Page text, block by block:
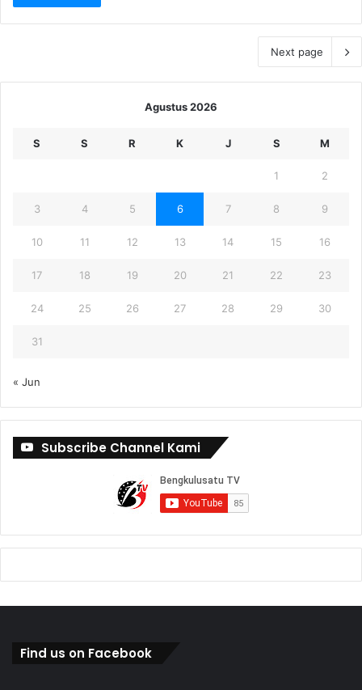
Next page
Agustus 2026
S S R K J S M
1 2
3 4 5 6 7 8 9
10 11 12 13 14 15 16
17 18 19 20 21 22 23
24 25 26 27 28 29 30
31
« Jun
Subscribe Channel Kami
Find us on Facebook